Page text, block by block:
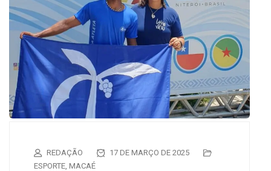
REDAÇÃO
17 DE MARÇO DE 2025
ESPORTE MACAÉ